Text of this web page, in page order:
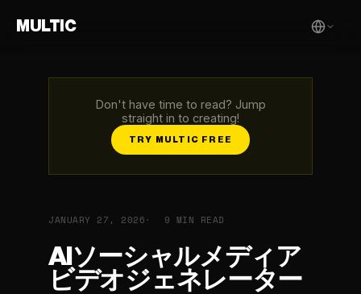
MULTIC
Don't have time to read? Jump
straight in to creating!
TRY MULTIC FREE
JANUARY 27, 2026 9 MIN READ
AIソーシャルメディア
ビデオジェネレーター